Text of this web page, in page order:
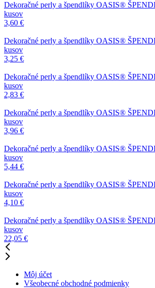
Dekoračné perly a špendlíky OASIS®
kusov
3,60 €
Dekoračné perly a špendlíky OASIS®
kusov
3,25 €
Dekoračné perly a špendlíky OASIS®
kusov
2,83 €
Dekoračné perly a špendlíky OASIS®
kusov
3,96 €
Dekoračné perly a špendlíky OASIS®
kusov
5,44 €
Dekoračné perly a špendlíky OASIS®
kusov
4,10 €
Dekoračné perly a špendlíky OASIS®
kusov
22,05 €
Môj účet
Všeobecné obchodné podmienky